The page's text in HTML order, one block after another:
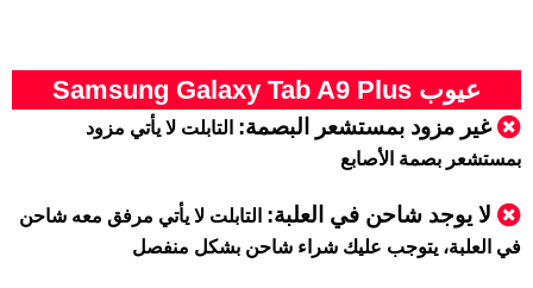
عيوب Samsung Galaxy Tab A9 Plus
غير مزود بمستشعر البصمة: التابلت لا يأتي مزود
بمستشعر بصمة الأصابع
لا يوجد شاحن في العلبة: التابلت لا يأتي مرفق معه شاحن
في العلبة، يتوجب عليك شراء شاحن بشكل منفصل